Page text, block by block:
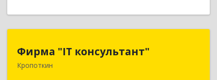
Фирма "IT консультант"
Кропоткин
352389, Краснодарский край, Кавказский р-н,